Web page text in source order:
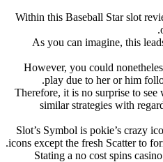
Within this Baseball
As you can imagine,
However, you could
play due to her or
Therefore, it is no
similar strategies
Slot’s Symbol is
icons except the fresh
Stating a no cost